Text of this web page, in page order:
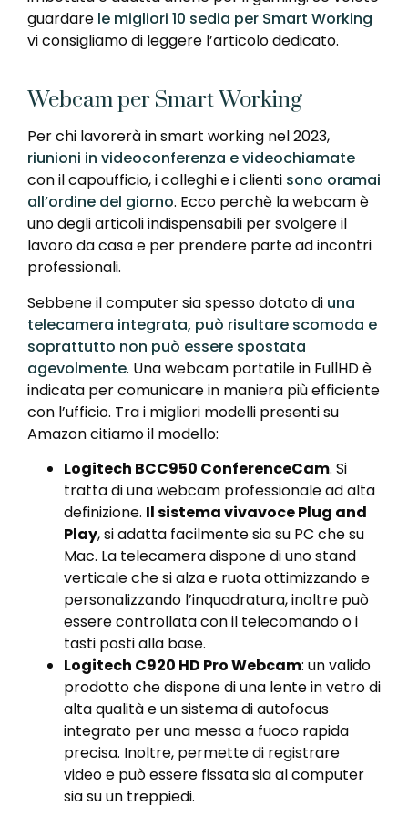
guardare le migliori 10 sedia per Smart Working
vi consigliamo di leggere l’articolo dedicato.
Webcam per Smart Working
Per chi lavorerà in smart working nel 2023,
riunioni in videoconferenza e videochiamate
con il capoufficio, i colleghi e i clienti sono oramai
all’ordine del giorno. Ecco perchè la webcam è
uno degli articoli indispensabili per svolgere il
lavoro da casa e per prendere parte ad incontri
professionali.
Sebbene il computer sia spesso dotato di una
telecamera integrata, può risultare scomoda e
soprattutto non può essere spostata
agevolmente. Una webcam portatile in FullHD è
indicata per comunicare in maniera più efficiente
con l’ufficio. Tra i migliori modelli presenti su
Amazon citiamo il modello:
Logitech BCC950 ConferenceCam. Si
tratta di una webcam professionale ad alta
definizione. Il sistema vivavoce Plug and
Play, si adatta facilmente sia su PC che su
Mac. La telecamera dispone di uno stand
verticale che si alza e ruota ottimizzando e
personalizzando l’inquadratura, inoltre può
essere controllata con il telecomando o i
tasti posti alla base.
Logitech C920 HD Pro Webcam: un valido
prodotto che dispone di una lente in vetro di
alta qualità e un sistema di autofocus
integrato per una messa a fuoco rapida
precisa. Inoltre, permette di registrare
video e può essere fissata sia al computer
sia su un treppiedi.